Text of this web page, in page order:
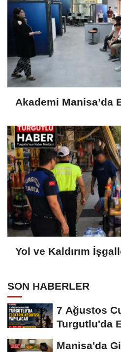
Akademi Manisa’da
Yol ve Kaldırım
SON HABERLER
7 Ağustos
Turgutlu'da
Manisa'da